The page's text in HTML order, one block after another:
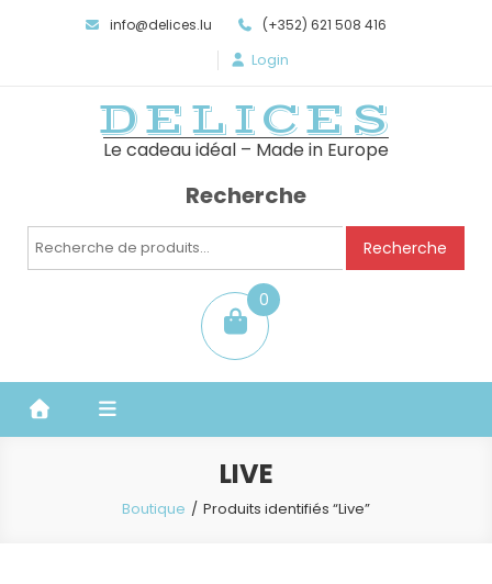
info@delices.lu (+352) 621 508 416
Login
DELICES
Le cadeau idéal – Made in Europe
Recherche
Recherche
Recherche
0
item
LIVE
Boutique Produits identifiés “Live”